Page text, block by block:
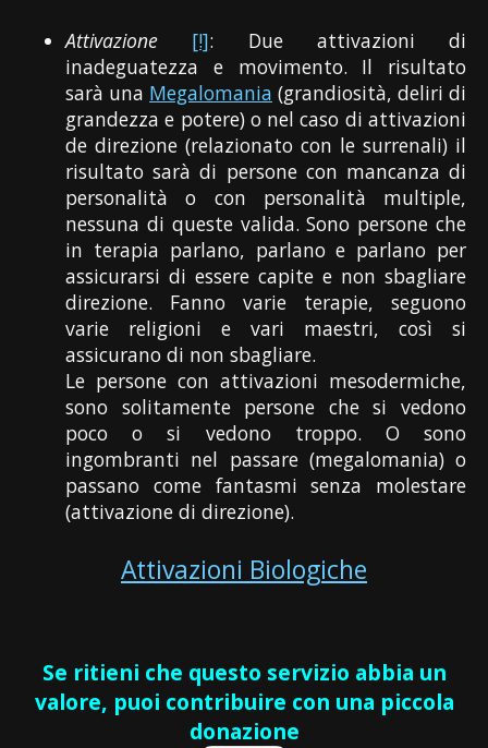
Attivazione [!]: Due attivazioni di
inadeguatezza e movimento. Il risultato
sarà una Megalomania (grandiosità, deliri di
grandezza e potere) o nel caso di attivazioni
de direzione (relazionato con le surrenali) il
risultato sarà di persone con mancanza di
personalità o con personalità multiple,
nessuna di queste valida. Sono persone che
in terapia parlano, parlano e parlano per
assicurarsi di essere capite e non sbagliare
direzione. Fanno varie terapie, seguono
varie religioni e vari maestri, così si
assicurano di non sbagliare.
Le persone con attivazioni mesodermiche,
sono solitamente persone che si vedono
poco o si vedono troppo. O sono
ingombranti nel passare (megalomania) o
passano come fantasmi senza molestare
(attivazione di direzione).
Attivazioni Biologiche
Se ritieni che questo servizio abbia un
valore, puoi contribuire con una piccola
donazione